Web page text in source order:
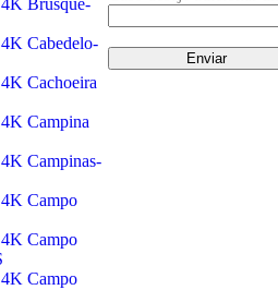
Brusque-
Cabedelo-
Cachoeira
Campina
Campinas-
Campo
Campo
Campo